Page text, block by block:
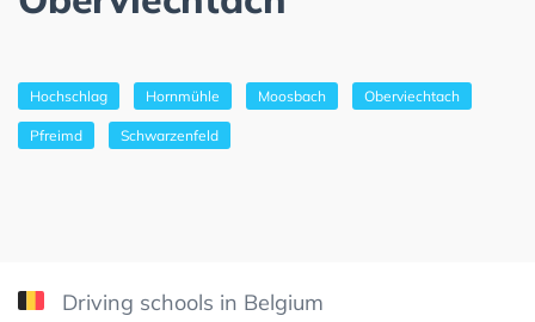
Hochschlag Hornmühle Moosbach Oberviechtach
Pfreimd Schwarzenfeld
Driving schools in Belgium